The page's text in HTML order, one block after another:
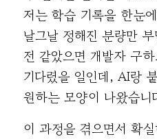
저는 학습 기록을 한눈
날그날 정해진 분량만
전 같았으면 개발자 구
기다렸을 일인데, AI랑
원하는 모양이 나왔습니
이 과정을 겪으면서 확